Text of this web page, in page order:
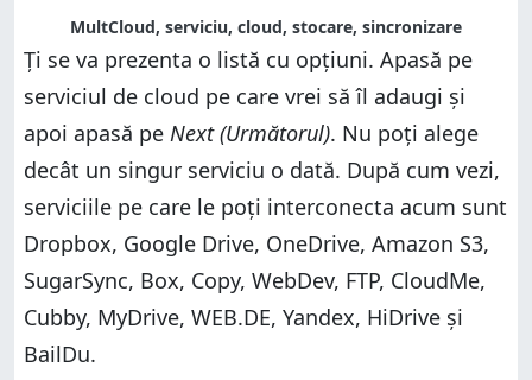
MultCloud, serviciu, cloud, stocare, sincronizare
Ți se va prezenta o listă cu opțiuni. Apasă pe
serviciul de cloud pe care vrei să îl adaugi și
apoi apasă pe Next (Următorul). Nu poți alege
decât un singur serviciu o dată. După cum vezi,
serviciile pe care le poți interconecta acum sunt
Dropbox, Google Drive, OneDrive, Amazon S3,
SugarSync, Box, Copy, WebDev, FTP, CloudMe,
Cubby, MyDrive, WEB.DE, Yandex, HiDrive și
BailDu.